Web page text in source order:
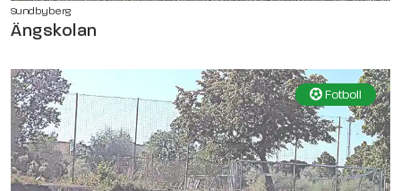
Sundbyberg
Ängskolan
Fotboll